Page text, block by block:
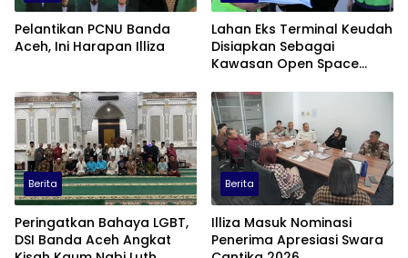
Pelantikan PCNU Banda
Aceh, Ini Harapan Illiza
Lahan Eks Terminal Keudah
Disiapkan Sebagai
Kawasan Open Space
Terintegrasi
Berita
Peringatkan Bahaya LGBT,
DSI Banda Aceh Angkat
Berita
Illiza Masuk Nominasi
Penerima Apresiasi Swara